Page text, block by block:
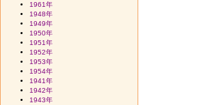
1961年
1948年
1949年
1950年
1951年
1952年
1953年
1954年
1941年
1942年
1943年